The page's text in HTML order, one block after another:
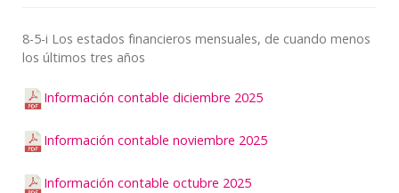
8-5-i Los estados financieros mensuales, de cuando menos
los últimos tres años
Información contable diciembre 2025
Información contable noviembre 2025
Información contable octubre 2025